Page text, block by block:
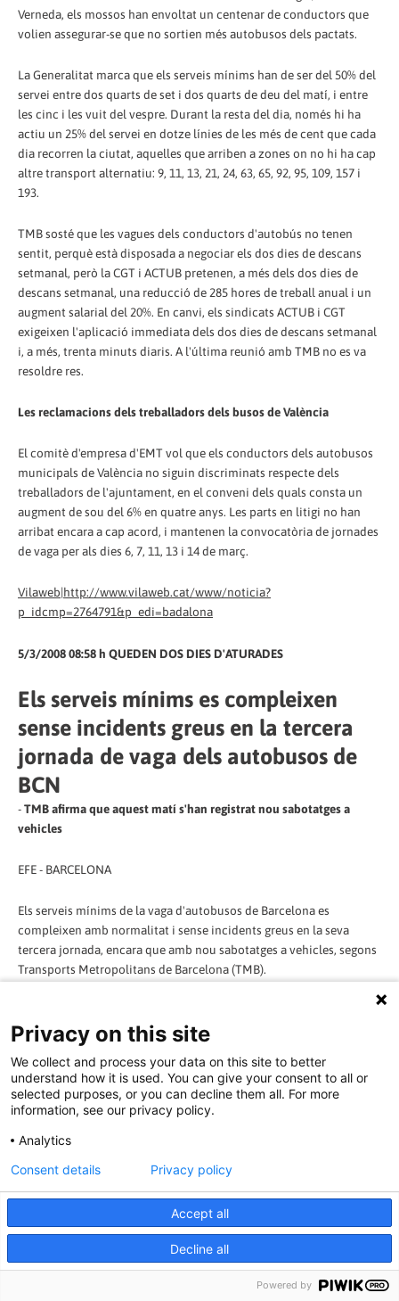
Verneda, els mossos han envoltat un centenar de conductors que
volien assegurar-se que no sortien més autobusos dels pactats.
La Generalitat marca que els serveis mínims han de ser del 50% del
servei entre dos quarts de set i dos quarts de deu del matí, i entre
les cinc i les vuit del vespre. Durant la resta del dia, només hi ha
actiu un 25% del servei en dotze línies de les més de cent que cada
dia recorren la ciutat, aquelles que arriben a zones on no hi ha cap
altre transport alternatiu: 9, 11, 13, 21, 24, 63, 65, 92, 95, 109, 157 i
193.
TMB sosté que les vagues dels conductors d'autobús no tenen
sentit, perquè està disposada a negociar els dos dies de descans
setmanal, però la CGT i ACTUB pretenen, a més dels dos dies de
descans setmanal, una reducció de 285 hores de treball anual i un
augment salarial del 20%. En canvi, els sindicats ACTUB i CGT
exigeixen l'aplicació immediata dels dos dies de descans setmanal
i, a més, trenta minuts diaris. A l'última reunió amb TMB no es va
resoldre res.
Les reclamacions dels treballadors dels busos de València
El comitè d'empresa d'EMT vol que els conductors dels autobusos
municipals de València no siguin discriminats respecte dels
treballadors de l'ajuntament, en el conveni dels quals consta un
augment de sou del 6% en quatre anys. Les parts en litigi no han
arribat encara a cap acord, i mantenen la convocatòria de jornades
de vaga per als dies 6, 7, 11, 13 i 14 de març.
Vilaweb|http://www.vilaweb.cat/www/noticia?
p_idcmp=2764791&p_edi=badalona
5/3/2008 08:58 h QUEDEN DOS DIES D'ATURADES
Els serveis mínims es compleixen
sense incidents greus en la tercera
jornada de vaga dels autobusos de
BCN
-TMB afirma que aquest matí s'han registrat nou sabotatges a
vehicles
EFE - BARCELONA
Els serveis mínims de la vaga d'autobusos de Barcelona es
compleixen amb normalitat i sense incidents greus en la seva
tercera jornada, encara que amb nou sabotatges a vehicles, segons
Transports Metropolitans de Barcelona (TMB).
Saturnino Mercader, ha dit que el seguiment de la vaga avui és, una
altra vegada, "gairebé total", i que han sortit de les cotxeres només
vuit vehicles més dels que no estaven afectats pels serveis mínims.
Un portaveu de TMB ha indicat, per la seva part, que la jornada ha
(Sant Andreu), on els piquets han intentat "maniobres dilatòries" en
la sortida dels autobusos afectats pels serveis mínims.
També ha informat que aquest matí s'han registrat nou sabotatges
a vehicles, amb un atac amb pedres --a un autobús de la línia 24 al
barri del Carmel, que ha resultat amb un vidre trencat--, dues rodes
punxades, tres pintades i tres miralls retrovisors trencats.
Privacy on this site
We collect and process your data on this site to better
understand how it is used. You can give your consent to all or
selected purposes, or you can decline them all. For more
information, see our privacy policy.
Analytics
Accept all
Decline all
Consent details Privacy policy
Powered by